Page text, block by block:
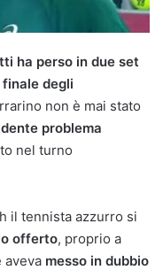
ha perso in due set
degli
non è mai stato
problema
nel turno
il tennista azzurro si
offerto, proprio a
aveva messo in dubbio